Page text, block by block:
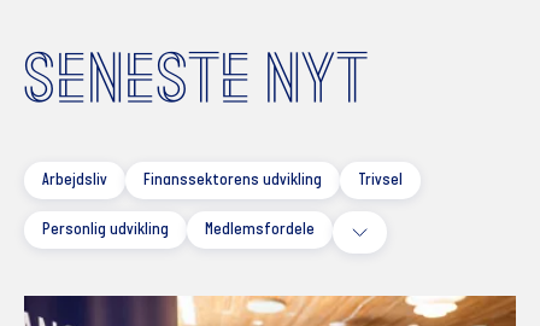
SENESTE NYT
Arbejdsliv Finanssektorens udvikling Trivsel
Personlig udvikling Medlemsfordele